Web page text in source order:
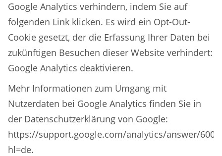
Google Analytics verhindern, indem Sie auf
folgenden Link klicken. Es wird ein Opt-Out-
Cookie gesetzt, der die Erfassung Ihrer Daten bei
zukünftigen Besuchen dieser Website verhindert:
Google Analytics deaktivieren.
Mehr Informationen zum Umgang mit
Nutzerdaten bei Google Analytics finden Sie in
der Datenschutzerklärung von Google:
https://support.google.com/analytics/answer/
hl=de.